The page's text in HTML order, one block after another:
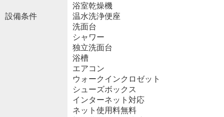
設備条件
浴室乾燥機
温水洗浄便座
洗面台
シャワー
独立洗面台
浴槽
エアコン
ウォークインクロゼット
シューズボックス
インターネット対応
ネット使用料無料